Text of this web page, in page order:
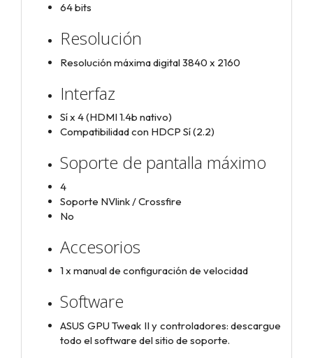
64 bits
Resolución
Resolución máxima digital 3840 x 2160
Interfaz
Sí x 4 (HDMI 1.4b nativo)
Compatibilidad con HDCP Sí (2.2)
Soporte de pantalla máximo
4
Soporte NVlink / Crossfire
No
Accesorios
1 x manual de configuración de velocidad
Software
ASUS GPU Tweak II y controladores: descargue
todo el software del sitio de soporte.